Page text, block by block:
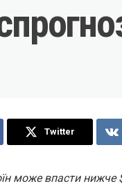
Twitter
може впасти нижче